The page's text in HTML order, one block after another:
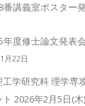
番講義室ポスター
年度修士論文発表会
月22日
工学研究科 理学専
ト 2026年2月5日(